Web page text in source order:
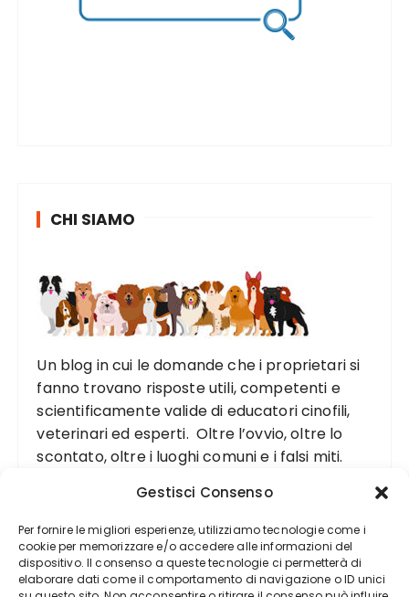
Gestisci Consenso
Per fornire le migliori esperienze, utilizziamo tecnologie come i
cookie per memorizzare e/o accedere alle informazioni del
dispositivo. Il consenso a queste tecnologie ci permetterà di
elaborare dati come il comportamento di navigazione o ID unici
CHI SIAMO
Un blog in cui le domande che i proprietari si
fanno trovano risposte utili, competenti e
scientificamente valide di educatori cinofili,
veterinari ed esperti. Oltre l’ovvio, oltre lo
scontato, oltre i luoghi comuni e i falsi miti.